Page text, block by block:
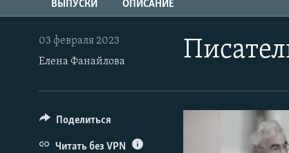
к
основному
содержанию
навигации
Вернутся
АВТОРСКИЕ ПРОЕКТЫ
ЦИТАТЫ СВОБОДЫ
МНЕНИЯ
КУЛЬТУРА
IDEL.РЕАЛИИ
КАВКАЗ.РЕАЛИИ
ВЫПУСКИ ОПИСАНИЕ
03 февраля 2023
Елена Фанайлова
Поделиться
Читать без VPN